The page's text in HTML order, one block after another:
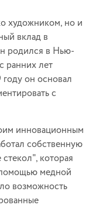
художником, но и
вклад в
родился в Нью-
ранних лет
году он основал
с
инновационным
собственную
которая
помощью медной
возможность